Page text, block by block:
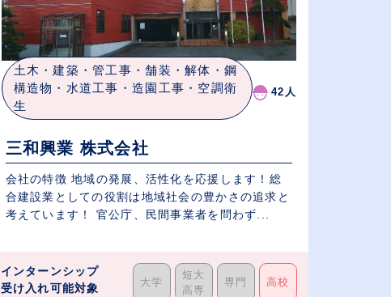
土木・建築・管工事・舗装・解体・鋼
構造物・水道工事・造園工事・空調衛
生
42人
三和興業 株式会社
会社の特徴 地域の発展、活性化を応援します！総
合建設業としての役割は地域社会の豊かさの追求と
考えています！ 官公庁、民間事業者を問わず...
インターンシップ
受け入れ可能対象
大学
短大
高専
専門 高校